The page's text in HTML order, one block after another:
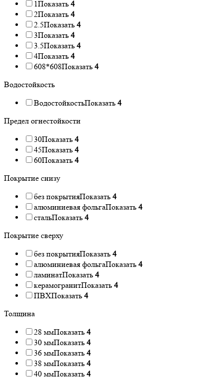
1Показать 4
2Показать 4
2.5Показать 4
3Показать 4
3.5Показать 4
4Показать 4
608*608Показать 4
Водостойкость
ВодостойкостьПоказать 4
Предел огнестойкости
30Показать 4
45Показать 4
60Показать 4
Покрытие снизу
без покрытияПоказать 4
алюминиевая фольгаПоказать 4
стальПоказать 4
Покрытие сверху
без покрытияПоказать 4
алюминиевая фольгаПоказать 4
ламинатПоказать 4
керамогранитПоказать 4
ПВХПоказать 4
Толщина
28 ммПоказать 4
30 ммПоказать 4
36 ммПоказать 4
38 ммПоказать 4
40 ммПоказать 4